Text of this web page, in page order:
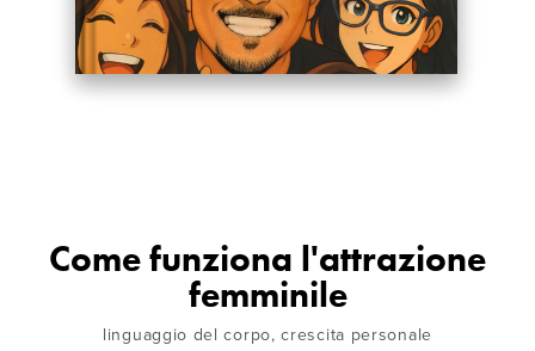
Come funziona l'attrazione
femminile
linguaggio del corpo, crescita personale